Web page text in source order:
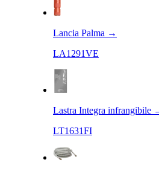
Lancia Palma →
LA1291VE
Lastra Integra infrangibile
LT1631FI